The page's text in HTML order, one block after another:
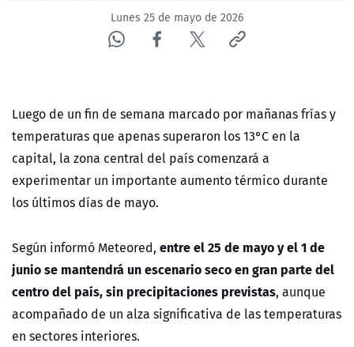
Lunes 25 de mayo de 2026
Luego de un fin de semana marcado por mañanas frías y
temperaturas que apenas superaron los 13°C en la
capital, la zona central del país comenzará a
experimentar un importante aumento térmico durante
los últimos días de mayo.
Según informó Meteored, entre el 25 de mayo y el 1 de
junio se mantendrá un escenario seco en gran parte del
centro del país, sin precipitaciones previstas, aunque
acompañado de un alza significativa de las temperaturas
en sectores interiores.